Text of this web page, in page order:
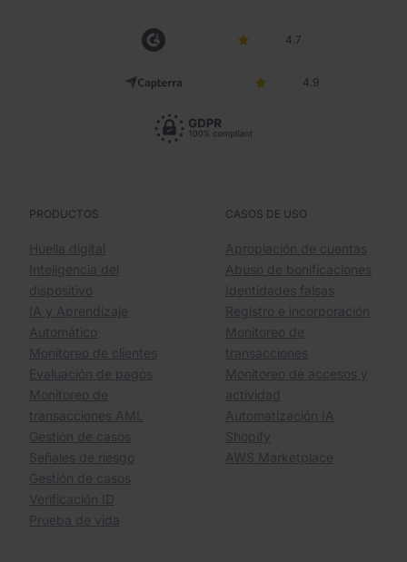
4.7
4.9
PRODUCTOS
Huella digital
Inteligencia del
dispositivo
IA y Aprendizaje
Automático
Monitoreo de clientes
Evaluación de pagos
Monitoreo de
transacciones AML
Gestión de casos
Señales de riesgo
Gestión de casos
Verificación ID
Prueba de vida
CASOS DE USO
Apropiación de cuentas
Abuso de bonificaciones
Identidades falsas
Registro e incorporación
Monitoreo de
transacciones
Monitoreo de accesos y
actividad
Automatización IA
Shopify
AWS Marketplace